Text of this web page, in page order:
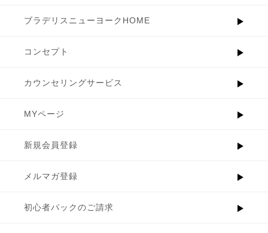
ブラデリスニューヨークHOME
コンセプト
カウンセリングサービス
MYページ
新規会員登録
メルマガ登録
初心者パックのご請求